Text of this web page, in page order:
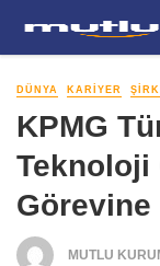
DÜNYA KARIYER
KPMG
Teknoloji
MUTLU